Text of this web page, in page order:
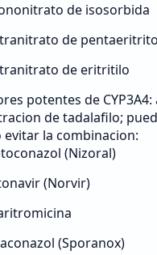
de isosorbida
de
de eritritilo
potentes de
de tadalafilo;
evitar la combinacion:
(Nizoral)
(Norvir)
(Sporanox)